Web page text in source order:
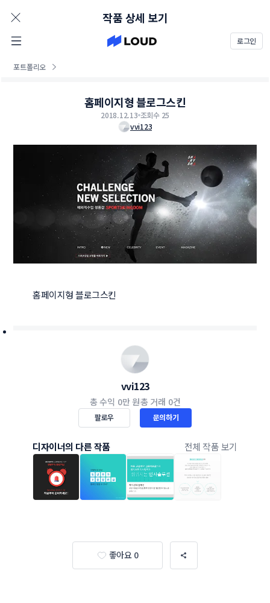
로그인
포트폴리오
작품 상세 보기
홈페이지형 블로그스킨
2018.12.13 조회수 25
vvi123
홈페이지형 블로그스킨
vvi123
총 수익 0만 원총 거래 0건
팔로우 문의하기
디자이너의 다른 작품 전체 작품 보기
좋아요 0